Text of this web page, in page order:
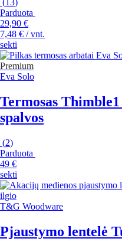
Parduota
29,90 €
7,48 € / vnt.
sekti
Premium
Eva Solo
Termosas Thimble
spalvos
(2)
Parduota
49 €
sekti
T&G Woodware
Pjaustymo lentelė